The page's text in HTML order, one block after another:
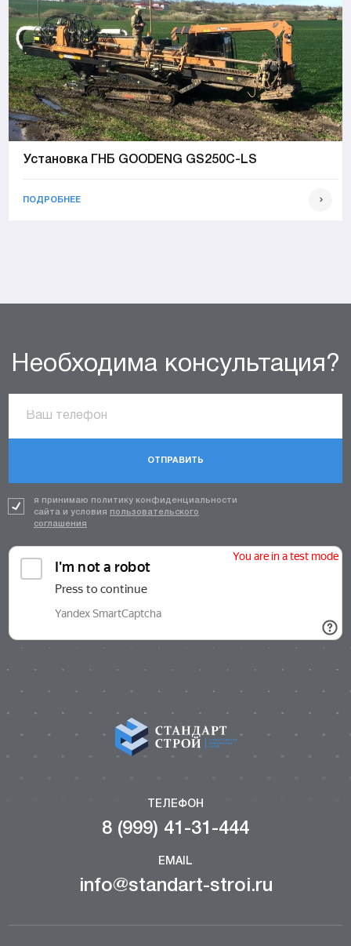
Установка ГНБ GOODENG GS250C-LS
ПОДРОБНЕЕ
Необходима консультация?
ОТПРАВИТЬ
я принимаю политику конфиденциальности
сайта и условия пользовательского
соглашения
ТЕЛЕФОН
8 (999) 41-31-444
EMAIL
info@standart-stroi.ru